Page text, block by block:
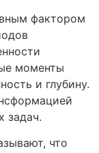
фактором
моменты
и глубину.
задач.
что